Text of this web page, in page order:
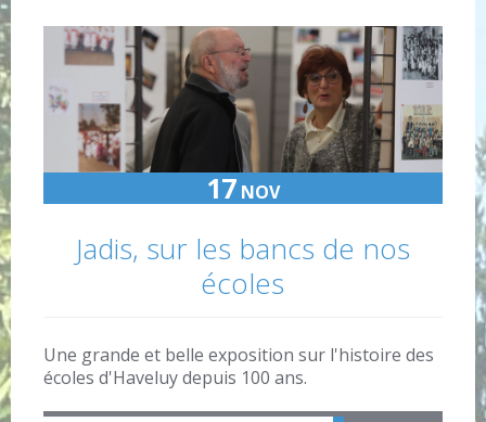
17 NOV
Jadis, sur les bancs de nos
écoles
Une grande et belle exposition sur l'histoire des
écoles d'Haveluy depuis 100 ans.